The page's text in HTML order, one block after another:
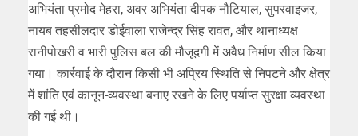
अभियंता प्रमोद मेहरा, अवर अभियंता दीपक नौटियाल, सुपरवाइजर,
नायब तहसीलदार डोईवाला राजेन्द्र सिंह रावत, और थानाध्यक्ष
रानीपोखरी व भारी पुलिस बल की मौजूदगी में अवैध निर्माण सील किया
गया। कार्रवाई के दौरान किसी भी अप्रिय स्थिति से निपटने और क्षेत्र
में शांति एवं कानून-व्यवस्था बनाए रखने के लिए पर्याप्त सुरक्षा व्यवस्था
की गई थी।